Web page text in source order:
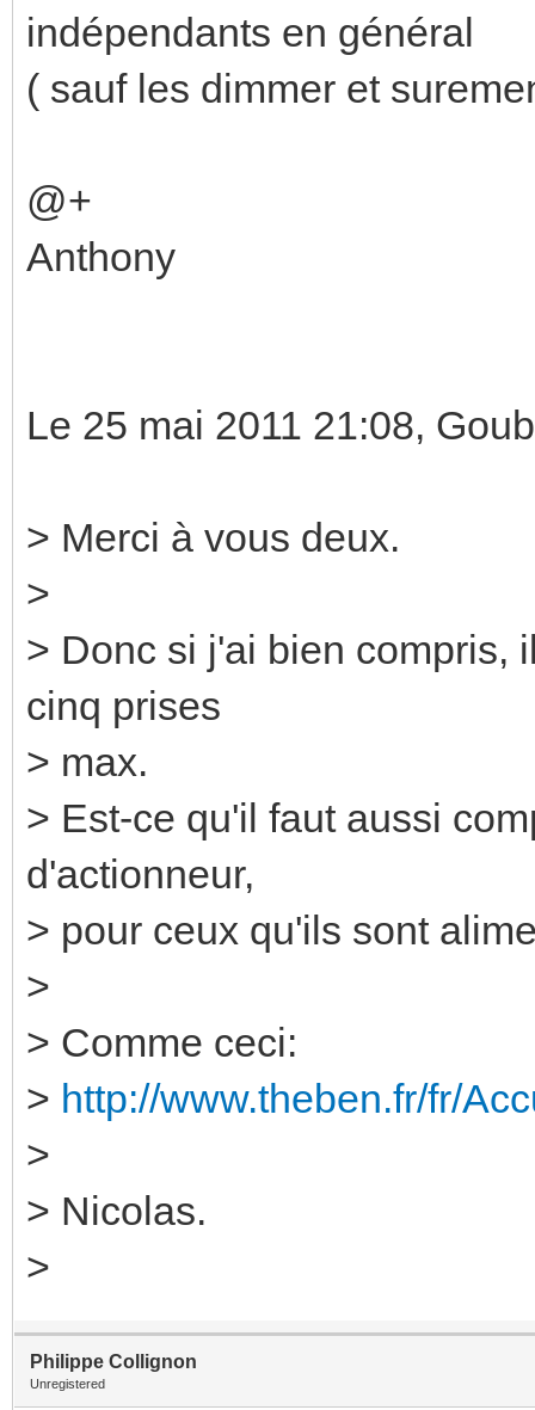
indépendants en général
( sauf les dimmer et
@+
Anthony
Le 25 mai 2011 21:08,
> Merci à vous deux.
>
> Donc si j'ai bien compris,
cinq prises
> max.
> Est-ce qu'il faut aussi
d'actionneur,
> pour ceux qu'ils sont
>
> Comme ceci:
> http://www.theben.fr/fr/
>
> Nicolas.
>
Philippe Collignon
Unregistered